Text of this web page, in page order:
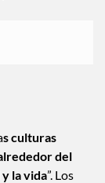
tradición